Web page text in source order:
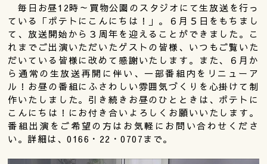
毎日お昼12時～買物公園のスタジオにて生放送を行っ
ている「ポテトにこんにちは！」。６月５日をもちまし
て、放送開始から３周年を迎えることができました。こ
れまでご出演いただいたゲストの皆様、いつもご覧いた
だいている皆様に改めて感謝いたします。また、６月か
ら通常の生放送再開に伴い、一部番組内をリニューア
ル！お昼の番組にふさわしい雰囲気づくりを心掛けて制
作いたしました。引き続きお昼のひとときは、ポテトに
こんにちは！にお付き合いよろしくお願いいたします。
番組出演をご希望の方はお気軽にお問い合わせくださ
い。詳細は、0166・22・0707まで。